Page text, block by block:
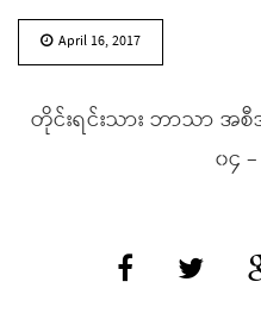
April 16, 2017
တိုင်းရင်းသား ဘာသာ အစီ
၀၄